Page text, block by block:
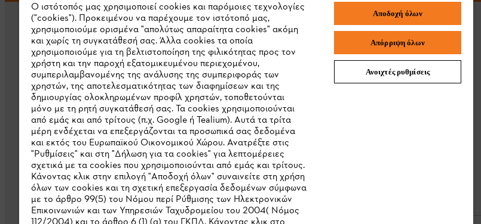
Εταιρεία
Σχετικά με εμάς
Λήψη καταλόγου
Γραμμή ακεραιότητας STIHL
STIHL Συχνές ερωτήσεις
Ο ιστότοπός μας χρησιμοποιεί cookies και παρόμοιες τεχνολογίες
("cookies"). Προκειμένου να παρέχουμε τον ιστότοπό μας,
χρησιμοποιούμε ορισμένα "απολύτως απαραίτητα cookies" ακόμη
και χωρίς τη συγκατάθεσή σας. Άλλα cookies τα οποία
χρησιμοποιούμε για τη βελτιστοποίηση της φιλικότητας προς τον
χρήστη και την παροχή εξατομικευμένου περιεχομένου,
συμπεριλαμβανομένης της ανάλυσης της συμπεριφοράς των
χρηστών, της αποτελεσματικότητας των διαφημίσεων και της
δημιουργίας ολοκληρωμένων προφίλ χρηστών, τοποθετούνται
μόνο με τη ρητή συγκατάθεσή σας. Τα cookies χρησιμοποιούνται
από εμάς και από τρίτους (π.χ. Google ή Tealium). Αυτά τα τρίτα
μέρη ενδέχεται να επεξεργάζονται τα προσωπικά σας δεδομένα
και εκτός του Ευρωπαϊκού Οικονομικού Χώρου. Ανατρέξτε στις
"Ρυθμίσεις" και στη "Δήλωση για τα cookies" για λεπτομέρειες
σχετικά με τα cookies που χρησιμοποιούνται από εμάς και τρίτους.
Κάνοντας κλικ στην επιλογή "Αποδοχή όλων" συναινείτε στη χρήση
όλων των cookies και τη σχετική επεξεργασία δεδομένων σύμφωνα
με το άρθρο 99(5) του Νόμου περί Ρύθμισης των Ηλεκτρονικών
Επικοινωνιών και των Υπηρεσιών Ταχυδρομείου του 2004( Νόμος
Αποδοχή όλων
Απόρριψη όλων
Ανοιχτές ρυθμίσεις